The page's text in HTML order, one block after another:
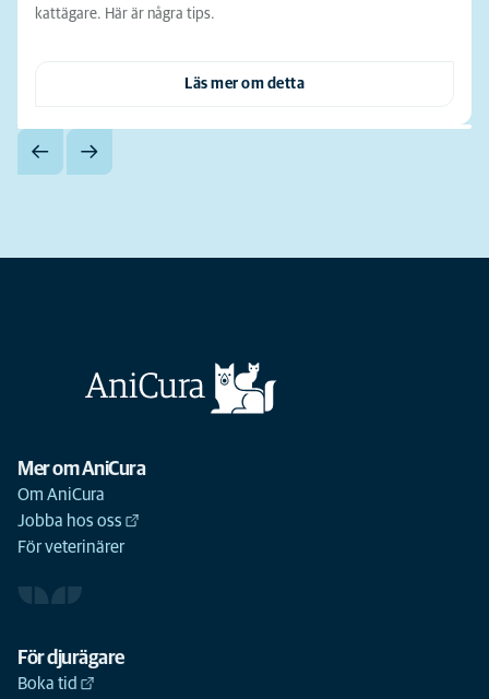
kattägare. Här är några tips.
Läs mer om detta
Mer om AniCura
Om AniCura
Jobba hos oss
För veterinärer
För djurägare
Boka tid